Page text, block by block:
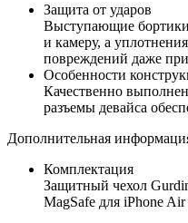
Защита от ударов
Выступающие
и камеру, а
повреждений даже
Особенности
Качественно
разъемы девайса
Дополнительная
Комплектация
Защитный чехол
MagSafe для iPhone Air